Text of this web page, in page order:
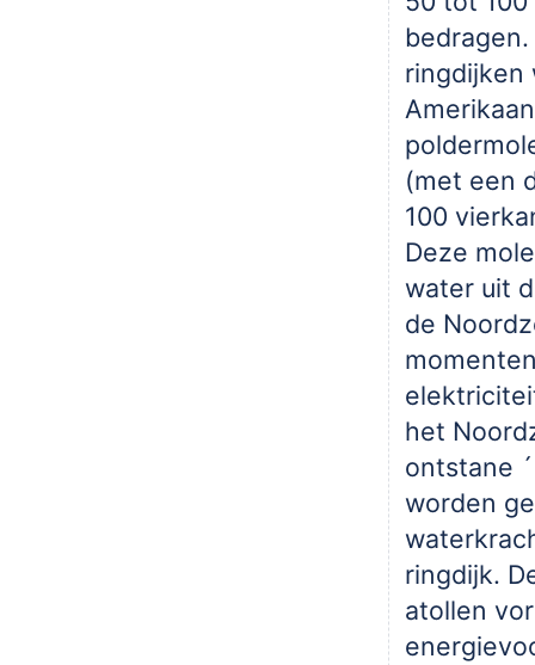
bedragen.
ringdijken
(met een
100
Deze
water uit
de
het
ontstane
worden
ringdijk.
atollen